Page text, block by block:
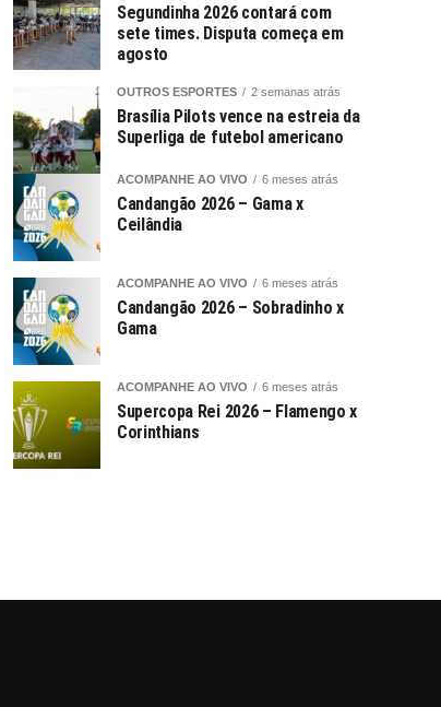
Segundinha 2026 contará com
sete times. Disputa começa em
agosto
OUTROS ESPORTES 2 semanas atrás
Brasília Pilots vence na estreia da
Superliga de futebol americano
ACOMPANHE AO VIVO 6 meses atrás
Candangão 2026 – Gama x
Ceilândia
ACOMPANHE AO VIVO 6 meses atrás
Candangão 2026 – Sobradinho x
Gama
ACOMPANHE AO VIVO 6 meses atrás
Supercopa Rei 2026 – Flamengo x
Corinthians